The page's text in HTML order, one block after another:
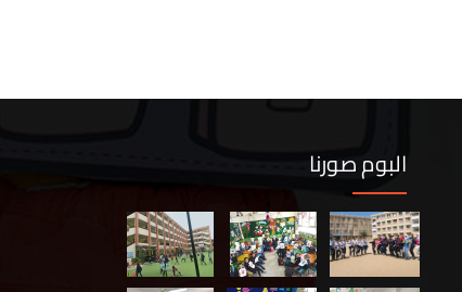
البوم صورنا